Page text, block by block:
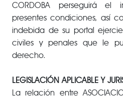
CORDOBA perseguirá el
presentes condiciones, así
indebida de su portal
civiles y penales que le
derecho.
LEGISLACIÓN APLICABLE Y
La relación entre